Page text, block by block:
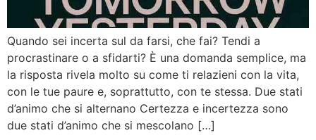
Quando sei incerta sul da farsi, che fai? Tendi a
procrastinare o a sfidarti? È una domanda semplice, ma
la risposta rivela molto su come ti relazieni con la vita,
con le tue paure e, soprattutto, con te stessa. Due stati
d’animo che si alternano Certezza e incertezza sono
due stati d’animo che si mescolano […]